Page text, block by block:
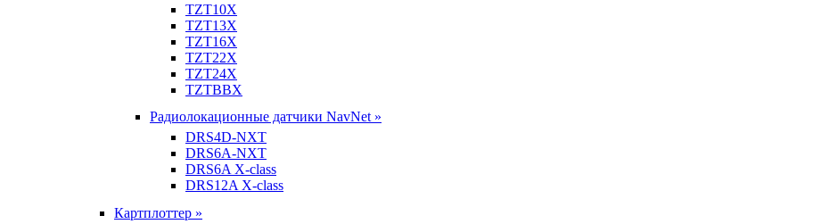
TZT10X
TZT13X
TZT16X
TZT22X
TZT24X
TZTBBX
Радиолокационные датчики NavNet »
DRS4D-NXT
DRS6A-NXT
DRS6A X-class
DRS12A X-class
Картплоттер »